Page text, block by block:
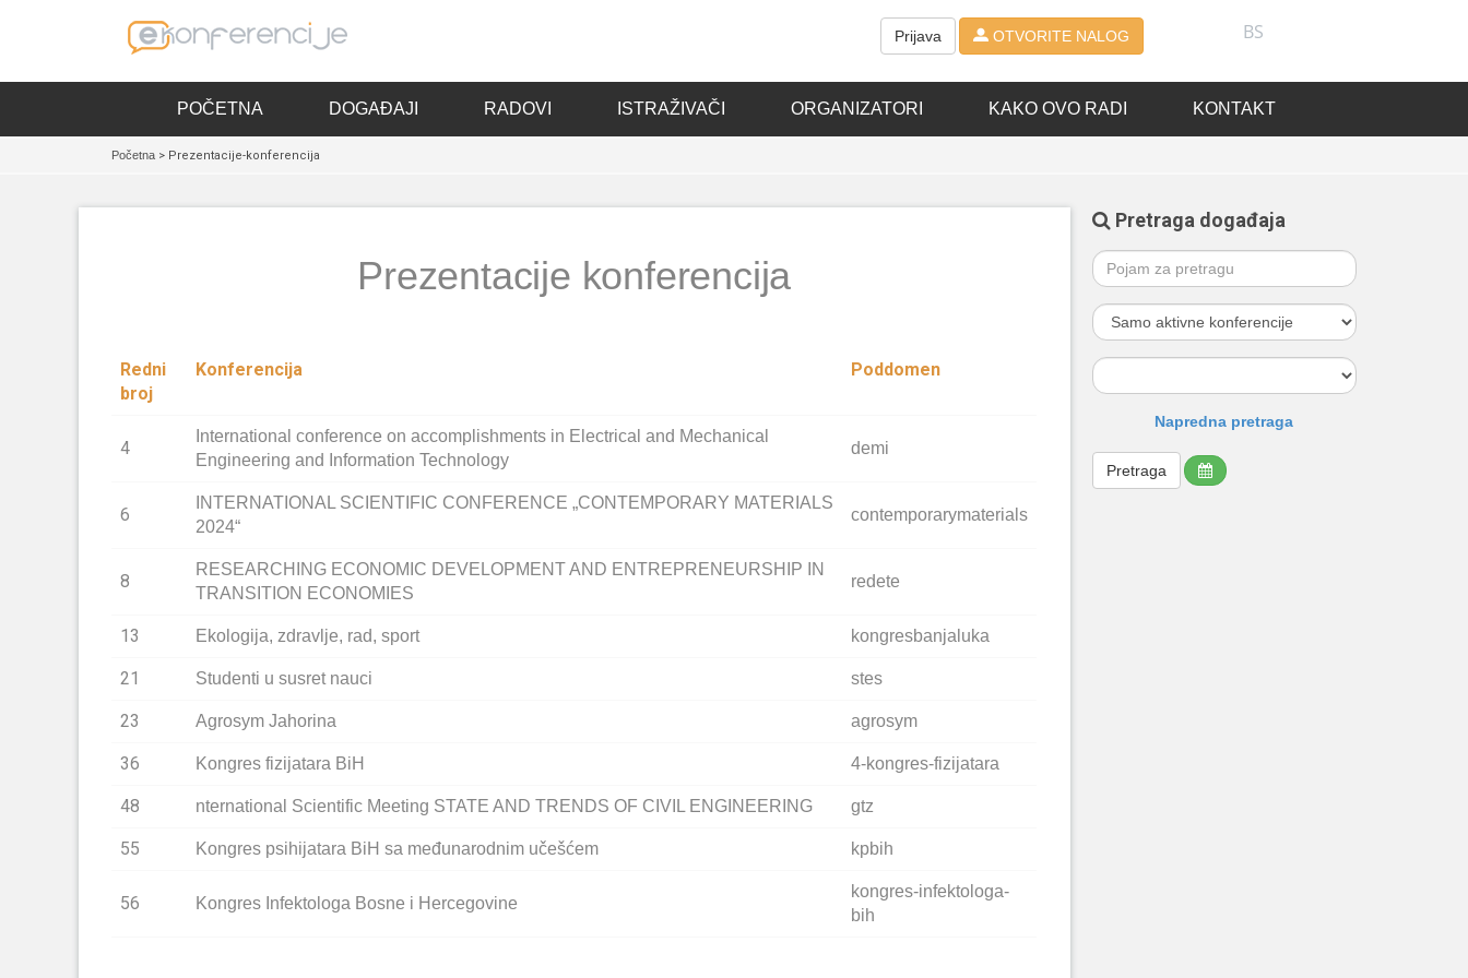
Prijava OTVORITE NALOG BS
POČETNA DOGAĐAJI RADOVI ISTRAŽIVAČI ORGANIZATORI KAKO OVO RADI KONTAKT
Početna > Prezentacije-konferencija
Prezentacije konferencija
Redni
broj
Konferencija Poddomen
4
International conference on accomplishments in Electrical and Mechanical
Engineering and Information Technology
demi
6
INTERNATIONAL SCIENTIFIC CONFERENCE „CONTEMPORARY MATERIALS
2024“
contemporarymaterials
8
RESEARCHING ECONOMIC DEVELOPMENT AND ENTREPRENEURSHIP IN
TRANSITION ECONOMIES
redete
13 Ekologija, zdravlje, rad, sport kongresbanjaluka
21 Studenti u susret nauci stes
23 Agrosym Jahorina agrosym
36 Kongres fizijatara BiH 4-kongres-fizijatara
48 nternational Scientific Meeting STATE AND TRENDS OF CIVIL ENGINEERING gtz
55 Kongres psihijatara BiH sa međunarodnim učešćem kpbih
56 Kongres Infektologa Bosne i Hercegovine
kongres-infektologa-
bih
Pretraga događaja
Napredna pretraga